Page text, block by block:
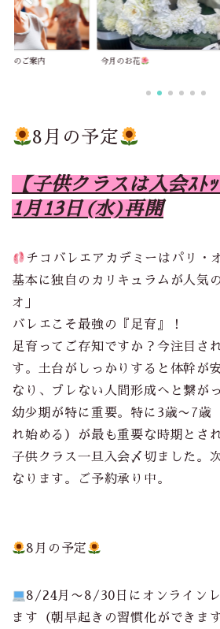
8月のお話 Vo2max
8月の予定
【子供クラスは入会ｽﾄ
1月13日(水)再開
チコバレエアカデミーはパリ・
基本に独自のカリキュラムが人気
オ」
バレエこそ最強の『足育』！
足育ってご存知ですか？今注目さ
す。土台がしっかりすると体幹が
なり、ブレない人間形成へと繋が
幼少期が特に重要。特に3歳〜7歳
れ始める）が最も重要な時期とさ
子供クラス一旦入会〆切ました。
なります。ご予約承り中。
8月の予定
8/24月〜8/30日にオンライン
ます（朝早起きの習慣化ができます